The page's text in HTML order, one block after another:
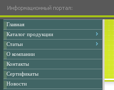
Главная
Каталог продукции
Статьи
О компании
Контакты
Сертификаты
Новости